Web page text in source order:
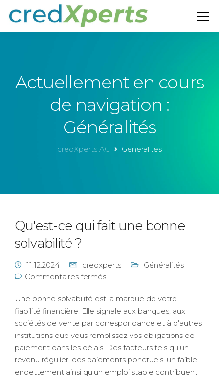
Actuellement en cours
de navigation :
Généralités
credXperts AG Généralités
Qu'est-ce qui fait une bonne
solvabilité ?
11.12.2024 credxperts
Généralités
Commentaires fermés
Une bonne solvabilité est la marque de votre
fiabilité financière. Elle signale aux banques, aux
sociétés de vente par correspondance et à d'autres
institutions que vous remplissez vos obligations de
paiement dans les délais. Des facteurs tels qu'un
revenu régulier, des paiements ponctuels, un faible
endettement ainsi qu'un emploi stable contribuent